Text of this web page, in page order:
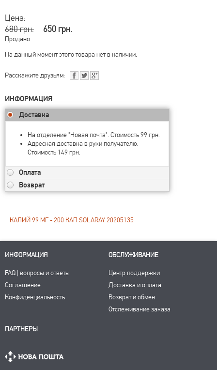
Цена:
680 грн.
650 грн.
Продано
На данный момент этого товара нет в наличии.
Расскажите друзьям:
ИНФОРМАЦИЯ
Доставка
На отделение "Новая почта". Стоимость 99 грн.
Адресная доставка в руки получателю.
Стоимость 149 грн.
Оплата
Возврат
КАЛИЙ 99 МГ - 200 КАП SOLARAY 20205135
ИНФОРМАЦИЯ
FAQ | вопросы и ответы
Соглашение
Конфиденциальность
ОБСЛУЖИВАНИЕ
Центр поддержки
Доставка и оплата
Возврат и обмен
Отслеживание заказа
ПАРТНЕРЫ